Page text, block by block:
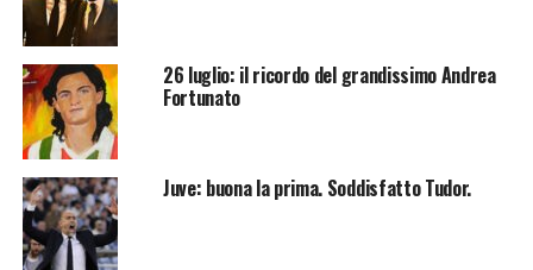
26 luglio: il ricordo del grandissimo Andrea
Fortunato
Juve: buona la prima. Soddisfatto Tudor.